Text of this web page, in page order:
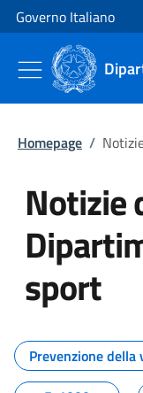
Vai al contenuto
Vai alla navigazione del
Governo Italiano
Homepage /
Notizie
sport
Tutti i
Prevenzione